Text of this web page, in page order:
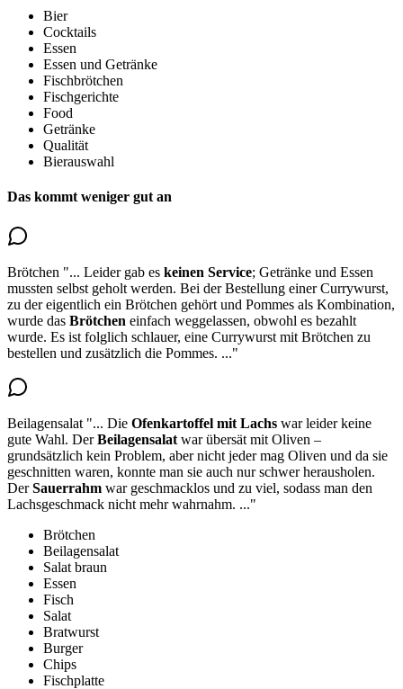
Bier
Cocktails
Essen
Essen und Getränke
Fischbrötchen
Fischgerichte
Food
Getränke
Qualität
Bierauswahl
Das kommt weniger gut an
Brötchen "... Leider gab es keinen Service; Getränke und Essen
mussten selbst geholt werden. Bei der Bestellung einer Currywurst,
zu der eigentlich ein Brötchen gehört und Pommes als Kombination,
wurde das Brötchen einfach weggelassen, obwohl es bezahlt
wurde. Es ist folglich schlauer, eine Currywurst mit Brötchen zu
bestellen und zusätzlich die Pommes. ..."
Beilagensalat "... Die Ofenkartoffel mit Lachs war leider keine
gute Wahl. DerBeilagensalat war übersät mit Oliven –
grundsätzlich kein Problem, aber nicht jeder mag Oliven und da sie
geschnitten waren, konnte man sie auch nur schwer herausholen.
DerSauerrahm war geschmacklos und zu viel, sodass man den
Lachsgeschmack nicht mehr wahrnahm. ..."
Brötchen
Beilagensalat
Salat braun
Essen
Fisch
Salat
Bratwurst
Burger
Chips
Fischplatte